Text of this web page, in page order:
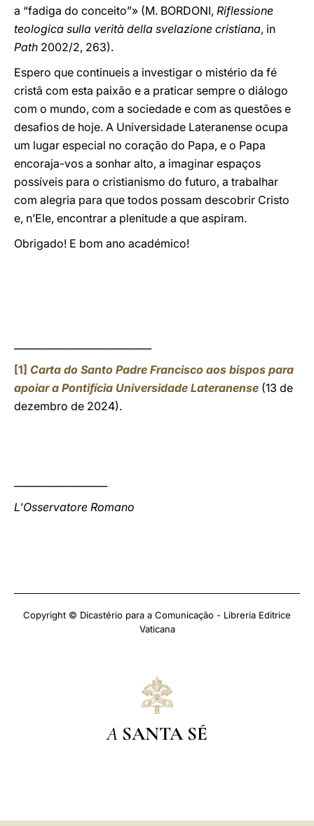
a “fadiga do conceito”» (M. BORDONI, Riflessione
teologica sulla verità della svelazione cristiana, in
Path 2002/2, 263).
Espero que continueis a investigar o mistério da fé
cristã com esta paixão e a praticar sempre o diálogo
com o mundo, com a sociedade e com as questões e
desafios de hoje. A Universidade Lateranense ocupa
um lugar especial no coração do Papa, e o Papa
encoraja-vos a sonhar alto, a imaginar espaços
possíveis para o cristianismo do futuro, a trabalhar
com alegria para que todos possam descobrir Cristo
e, n’Ele, encontrar a plenitude a que aspiram.
Obrigado! E bom ano académico!
[1] Carta do Santo Padre Francisco aos bispos para
apoiar a Pontifícia Universidade Lateranense (13 de
dezembro de 2024).
L'Osservatore Romano
Copyright © Dicastério para a Comunicação - Libreria Editrice
Vaticana
A SANTA SÉ